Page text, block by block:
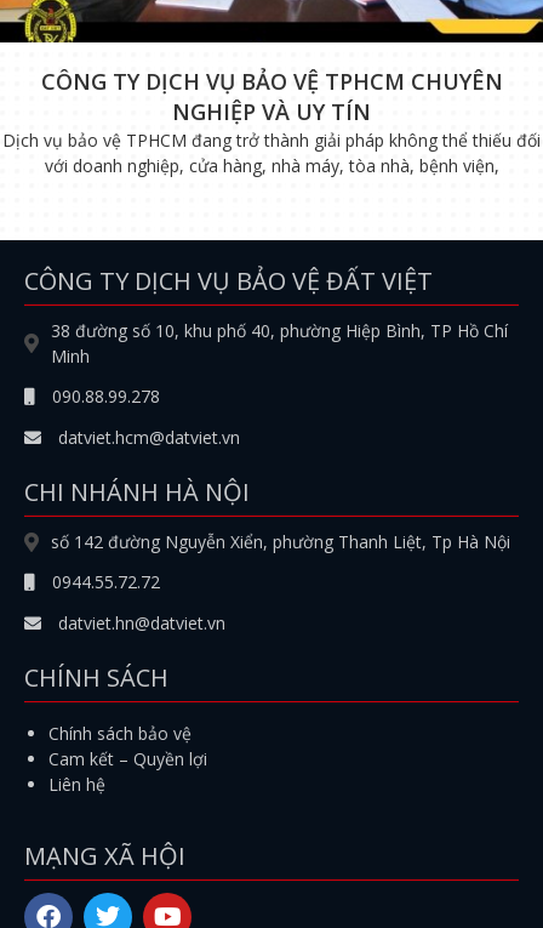
CÔNG TY DỊCH VỤ BẢO VỆ TPHCM CHUYÊN
NGHIỆP VÀ UY TÍN
Dịch vụ bảo vệ TPHCM đang trở thành giải pháp không thể thiếu đối
với doanh nghiệp, cửa hàng, nhà máy, tòa nhà, bệnh viện,
CÔNG TY DỊCH VỤ BẢO VỆ ĐẤT VIỆT
38 đường số 10, khu phố 40, phường Hiệp Bình, TP Hồ Chí
Minh
090.88.99.278
datviet.hcm@datviet.vn
CHI NHÁNH HÀ NỘI
số 142 đường Nguyễn Xiển, phường Thanh Liệt, Tp Hà Nội
0944.55.72.72
datviet.hn@datviet.vn
CHÍNH SÁCH
Chính sách bảo vệ
Cam kết – Quyền lợi
Liên hệ
MẠNG XÃ HỘI